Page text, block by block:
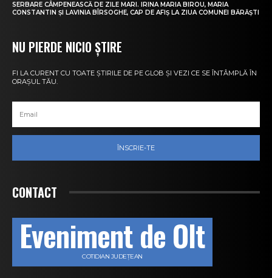
SERBARE CÂMPENEASCĂ DE ZILE MARI. IRINA MARIA BIROU, MARIA
CONSTANTIN ȘI LAVINIA BÎRSOGHE, CAP DE AFIȘ LA ZIUA COMUNEI BĂRĂȘTI
NU PIERDE NICIO ȘTIRE
FI LA CURENT CU TOATE ȘTIRILE DE PE GLOB ȘI VEZI CE SE ÎNTÂMPLĂ ÎN
ORAȘUL TĂU.
ÎNSCRIE-TE
CONTACT
Eveniment de Olt
COTIDIAN JUDEȚEAN